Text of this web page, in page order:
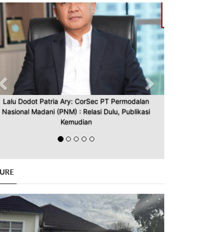
Lalu Dodot Patria Ary: CorSec PT Permodalan
Nasional Madani (PNM) : Relasi Dulu, Publikasi
Kemudian
Previous Next
Previous Next